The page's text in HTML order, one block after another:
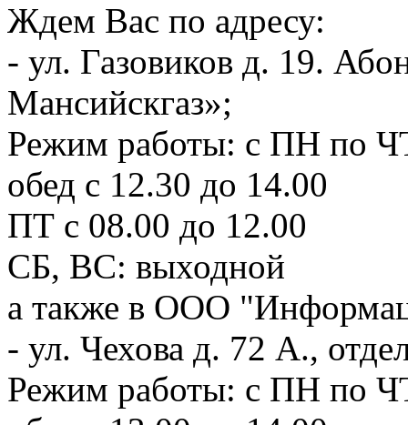
Ждем Вас по адресу:
- ул. Газовиков д. 19.
Мансийскгаз»;
Режим работы: с ПН по
обед с 12.30 до 14.00
ПТ с 08.00 до 12.00
СБ, ВС: выходной
а также в ООО
- ул. Чехова д. 72 А.,
Режим работы: с ПН по